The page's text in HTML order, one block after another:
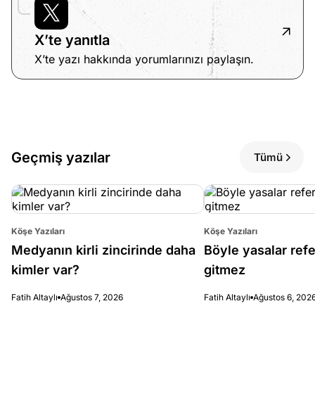
X’te yanıtla
X’te yazı hakkında yorumlarınızı paylaşın.
Geçmiş yazılar Tümü
Köşe Yazıları
Medyanın kirli zincirinde daha
kimler var?
Fatih Altaylı Ağustos 7, 2026
Köşe Yazıları
Böyle yasalar
gitmez
Fatih Altaylı Ağustos 6,